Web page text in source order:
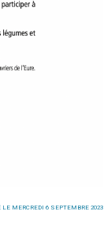
LE MERCREDI 6 SEPTEMBRE 2023